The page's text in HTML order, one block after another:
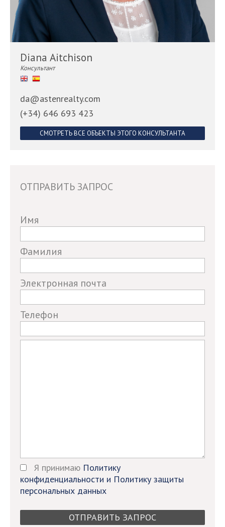
ОТПРАВИТЬ ЗАПРОС
If
are
a
human,
ignore
field
Имя
Фамилия
Электронная почта
Телефон
Я принимаю Политику
конфиденциальности и Политику защиты
персональных данных
Diana Aitchison
Консультант
da@astenrealty.com
(+34) 646 693 423
СМОТРЕТЬ ВСЕ ОБЪЕКТЫ ЭТОГО КОНСУЛЬТАНТА